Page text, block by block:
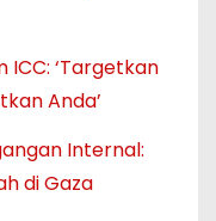
‘Targetkan
Anda’
Internal:
di Gaza